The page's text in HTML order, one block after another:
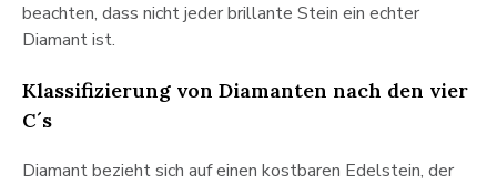
beachten, dass nicht jeder brillante Stein ein echter
Diamant ist.
Klassifizierung von Diamanten nach den vier
C´s
Diamant bezieht sich auf einen kostbaren Edelstein, der